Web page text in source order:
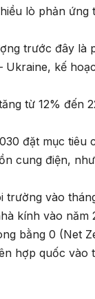
lò phản ứng
trước đây là
kế
từ 12% đến
đặt mục tiêu
cung điện,
vào
kính vào năm
bằng 0 (Net
hợp quốc vào